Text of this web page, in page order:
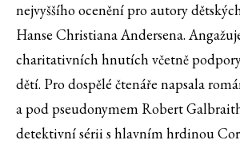
nejvyššího ocenění pro autory
Hanse Christiana Andersena.
charitativních hnutích včetně
dětí. Pro dospělé čtenáře napsala
a pod pseudonymem Robert
detektivní sérii s hlavním hrdinou